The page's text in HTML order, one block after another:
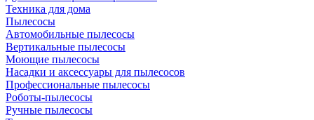
Техника для дома
Пылесосы
Автомобильные пылесосы
Вертикальные пылесосы
Моющие пылесосы
Насадки и аксессуары для пылесосов
Профессиональные пылесосы
Роботы-пылесосы
Ручные пылесосы